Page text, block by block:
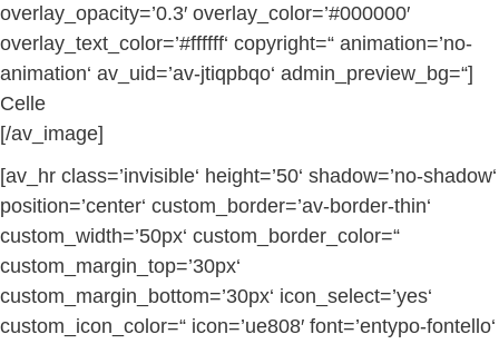
overlay_opacity=’0.3′ overlay_color=’#000000′
overlay_text_color=’#ffffff‘ copyright=“ animation=’no-
animation‘ av_uid=’av-jtiqpbqo‘ admin_preview_bg=“]
Celle
[/av_image]
[av_hr class=’invisible‘ height=’50‘ shadow=’no-shadow‘
position=’center‘ custom_border=’av-border-thin‘
custom_width=’50px‘ custom_border_color=“
custom_margin_top=’30px‘
custom_margin_bottom=’30px‘ icon_select=’yes‘
custom_icon_color=“ icon=’ue808′ font=’entypo-fontello‘